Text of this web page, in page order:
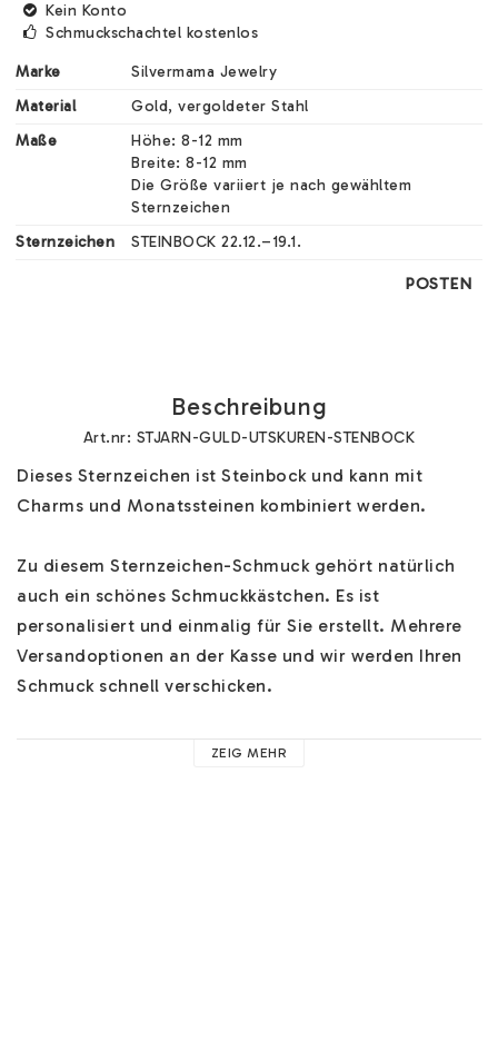
Kein Konto
Schmuckschachtel kostenlos
Marke
Silvermama Jewelry
Material
Gold, vergoldeter Stahl
Maße
Höhe: 8-12 mm
Breite: 8-12 mm
Die Größe variiert je nach gewähltem
Sternzeichen
Sternzeichen
STEINBOCK 22.12.–19.1.
POSTEN
Beschreibung
Art.nr: STJARN-GULD-UTSKUREN-STENBOCK
Dieses Sternzeichen ist Steinbock und kann mit
Charms und Monatssteinen kombiniert werden.
Zu diesem Sternzeichen-Schmuck gehört natürlich
auch ein schönes Schmuckkästchen. Es ist
personalisiert und einmalig für Sie erstellt. Mehrere
Versandoptionen an der Kasse und wir werden Ihren
Schmuck schnell verschicken.
Hilfe zu unserem Schmuck finden Sie HIER. Hier
ZEIG MEHR